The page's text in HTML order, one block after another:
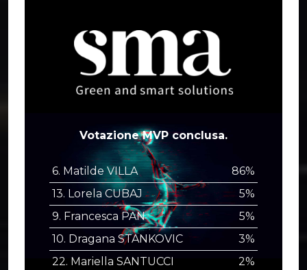
Votazione MVP conclusa.
6. Matilde VILLA
86%
13. Lorela CUBAJ
5%
9. Francesca PAN
5%
10. Dragana STANKOVIC
3%
22. Mariella SANTUCCI
2%